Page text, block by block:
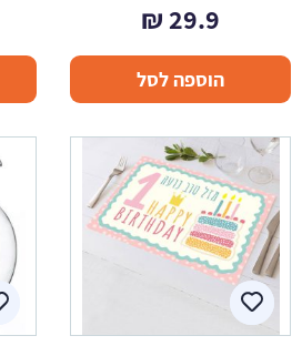
29.9
₪
הוספה לסל